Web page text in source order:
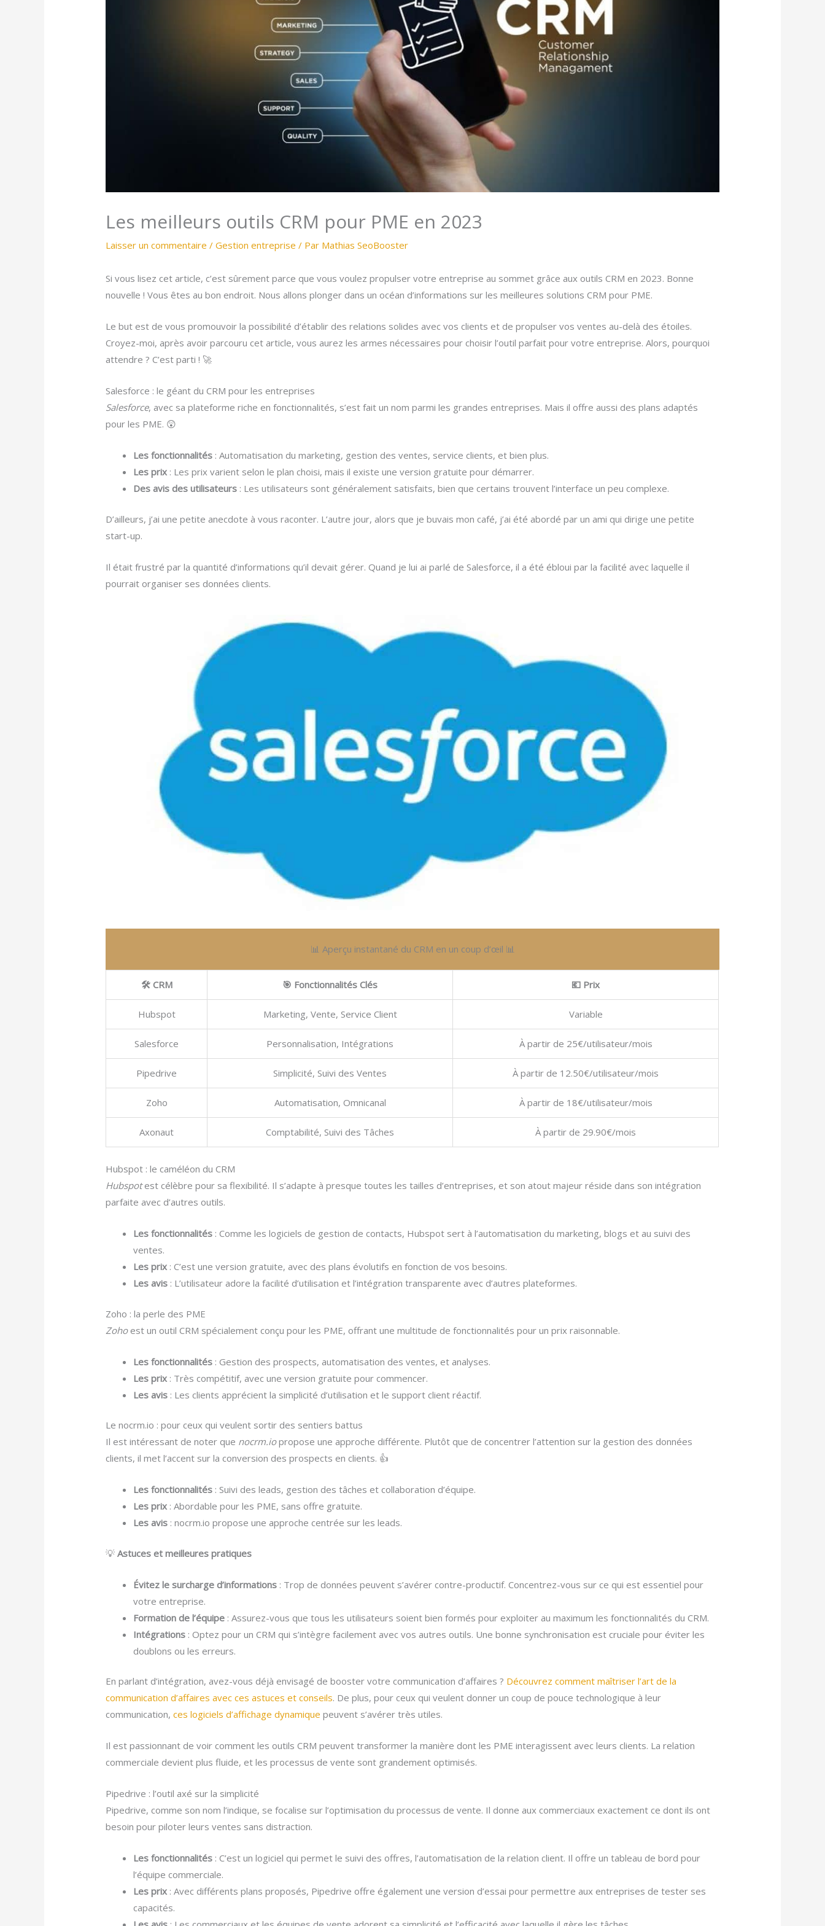
Les meilleurs outils CRM pour PME en 2023
Laisser un commentaire /Gestion entreprise / Par Mathias SeoBooster
Si vous lisez cet article, c’est sûrement parce que vous voulez propulser votre entreprise au sommet grâce aux outils CRM en 2023. Bonne
nouvelle ! Vous êtes au bon endroit. Nous allons plonger dans un océan d’informations sur les meilleures solutions CRM pour PME.
Le but est de vous promouvoir la possibilité d’établir des relations solides avec vos clients et de propulser vos ventes au-delà des étoiles.
Croyez-moi, après avoir parcouru cet article, vous aurez les armes nécessaires pour choisir l’outil parfait pour votre entreprise. Alors, pourquoi
attendre ? C’est parti ! 🚀
Salesforce : le géant du CRM pour les entreprises
Salesforce, avec sa plateforme riche en fonctionnalités, s’est fait un nom parmi les grandes entreprises. Mais il offre aussi des plans adaptés
pour les PME. 😲
Les fonctionnalités : Automatisation du marketing, gestion des ventes, service clients, et bien plus.
Les prix : Les prix varient selon le plan choisi, mais il existe une version gratuite pour démarrer.
Des avis des utilisateurs : Les utilisateurs sont généralement satisfaits, bien que certains trouvent l’interface un peu complexe.
D’ailleurs, j’ai une petite anecdote à vous raconter. L’autre jour, alors que je buvais mon café, j’ai été abordé par un ami qui dirige une petite
start-up.
Il était frustré par la quantité d’informations qu’il devait gérer. Quand je lui ai parlé de Salesforce, il a été ébloui par la facilité avec laquelle il
pourrait organiser ses données clients.
📊 Aperçu instantané du CRM en un coup d’œil 📊
🛠️ CRM 🎯 Fonctionnalités Clés 💶 Prix
Hubspot Marketing, Vente, Service Client Variable
Salesforce Personnalisation, Intégrations À partir de 25€/utilisateur/mois
Pipedrive Simplicité, Suivi des Ventes À partir de 12.50€/utilisateur/mois
Zoho Automatisation, Omnicanal À partir de 18€/utilisateur/mois
Axonaut Comptabilité, Suivi des Tâches À partir de 29.90€/mois
Hubspot : le caméléon du CRM
Hubspotest célèbre pour sa flexibilité. Il s’adapte à presque toutes les tailles d’entreprises, et son atout majeur réside dans son intégration
parfaite avec d’autres outils.
Les fonctionnalités : Comme les logiciels de gestion de contacts, Hubspot sert à l’automatisation du marketing, blogs et au suivi des
ventes.
Les prix : C’est une version gratuite, avec des plans évolutifs en fonction de vos besoins.
Les avis : L’utilisateur adore la facilité d’utilisation et l’intégration transparente avec d’autres plateformes.
Zoho : la perle des PME
Zohoest un outil CRM spécialement conçu pour les PME, offrant une multitude de fonctionnalités pour un prix raisonnable.
Les fonctionnalités : Gestion des prospects, automatisation des ventes, et analyses.
Les prix : Très compétitif, avec une version gratuite pour commencer.
Les avis : Les clients apprécient la simplicité d’utilisation et le support client réactif.
Le nocrm.io : pour ceux qui veulent sortir des sentiers battus
Il est intéressant de noter que nocrm.iopropose une approche différente. Plutôt que de concentrer l’attention sur la gestion des données
clients, il met l’accent sur la conversion des prospects en clients. 👍
Les fonctionnalités : Suivi des leads, gestion des tâches et collaboration d’équipe.
Les prix : Abordable pour les PME, sans offre gratuite.
Les avis : nocrm.io propose une approche centrée sur les leads.
💡Astuces et meilleures pratiques
Évitez le surcharge d’informations : Trop de données peuvent s’avérer contre-productif. Concentrez-vous sur ce qui est essentiel pour
votre entreprise.
Formation de l’équipe : Assurez-vous que tous les utilisateurs soient bien formés pour exploiter au maximum les fonctionnalités du CRM.
Intégrations : Optez pour un CRM qui s’intègre facilement avec vos autres outils. Une bonne synchronisation est cruciale pour éviter les
doublons ou les erreurs.
En parlant d’intégration, avez-vous déjà envisagé de booster votre communication d’affaires ? Découvrez comment maîtriser l’art de la
communication d’affaires avec ces astuces et conseils. De plus, pour ceux qui veulent donner un coup de pouce technologique à leur
communication,ces logiciels d’affichage dynamique peuvent s’avérer très utiles.
Il est passionnant de voir comment les outils CRM peuvent transformer la manière dont les PME interagissent avec leurs clients. La relation
commerciale devient plus fluide, et les processus de vente sont grandement optimisés.
Pipedrive : l’outil axé sur la simplicité
Pipedrive, comme son nom l’indique, se focalise sur l’optimisation du processus de vente. Il donne aux commerciaux exactement ce dont ils ont
besoin pour piloter leurs ventes sans distraction.
Les fonctionnalités : C’est un logiciel qui permet le suivi des offres, l’automatisation de la relation client. Il offre un tableau de bord pour
l’équipe commerciale.
Les prix : Avec différents plans proposés, Pipedrive offre également une version d’essai pour permettre aux entreprises de tester ses
capacités.